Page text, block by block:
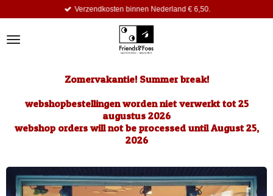
de
Verzendkosten binnen Nederland € 6,50.
Zomervakantie! Summer break!
webshopbestellingen worden niet verwerkt tot 25
augustus 2026
webshop orders will not be processed until August 25,
2026